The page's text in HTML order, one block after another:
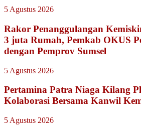
5 Agustus 2026
Rakor Penanggulangan
3 juta Rumah, Pemkab OKUS
dengan Pemprov Sumsel
5 Agustus 2026
Pertamina Patra Niaga Kilang
Kolaborasi Bersama Kanwil
5 Agustus 2026